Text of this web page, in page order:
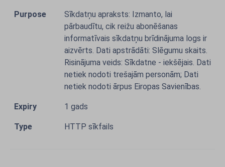
Sīkdatņu apraksts: Izmanto, lai
pārbaudītu, cik reižu abonēšanas
informatīvais sīkdatņu brīdinājuma logs ir
aizvērts. Dati apstrādāti: Slēgumu skaits.
Risinājuma veids: Sīkdatne - iekšējais. Dati
netiek nodoti trešajām personām; Dati
netiek nodoti ārpus Eiropas Savienības.
1 gads
HTTP sīkfails